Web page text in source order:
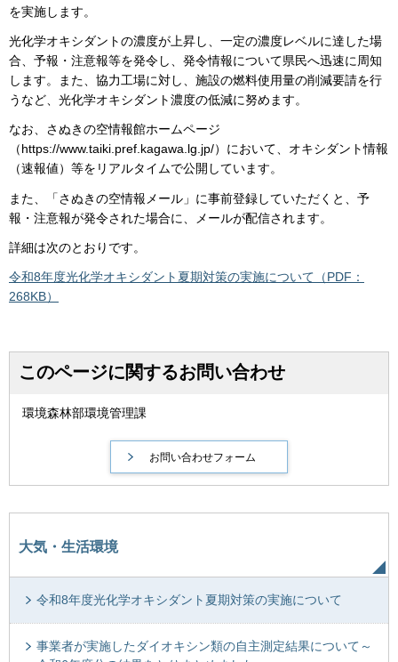
を実施します。
光化学オキシダントの濃度が上昇し、一定の濃度レベルに達した場
合、予報・注意報等を発令し、発令情報について県民へ迅速に周知
します。また、協力工場に対し、施設の燃料使用量の削減要請を行
うなど、光化学オキシダント濃度の低減に努めます。
なお、さぬきの空情報館ホームページ
（https://www.taiki.pref.kagawa.lg.jp/）において、オキシダント情報
（速報値）等をリアルタイムで公開しています。
また、「さぬきの空情報メール」に事前登録していただくと、予
報・注意報が発令された場合に、メールが配信されます。
詳細は次のとおりです。
令和8年度光化学オキシダント夏期対策の実施について（PDF：
268KB）
このページに関するお問い合わせ
環境森林部環境管理課
大気・生活環境
令和8年度光化学オキシダント夏期対策の実施について
事業者が実施したダイオキシン類の自主測定結果について～